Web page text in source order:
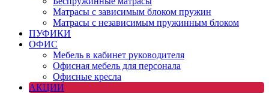
Матрасы с зависимым блоком пружин
Матрасы с независимым пружинным блоком
ПУФИКИ
ОФИС
Мебель в кабинет руководителя
Офисная мебель для персонала
Офисные кресла
АКЦИИ